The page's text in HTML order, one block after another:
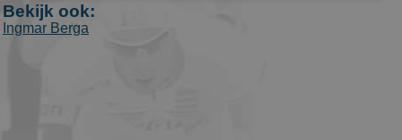
Bekijk ook:
Ingmar Berga